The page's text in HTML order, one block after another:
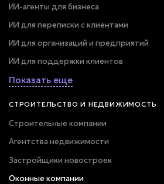
ИИ-агенты для бизнеса
ИИ для переписки с клиентами
ИИ для организаций и предприятий
ИИ для поддержки клиентов
Показать еще
СТРОИТЕЛЬСТВО И НЕДВИЖИМОСТЬ
Строительные компании
Агентства недвижимости
Застройщики новостроек
Оконные компании